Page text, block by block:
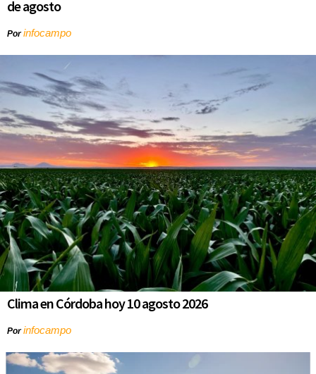
de agosto
Porinfocampo
Clima en Córdoba hoy 10 agosto 2026
Porinfocampo